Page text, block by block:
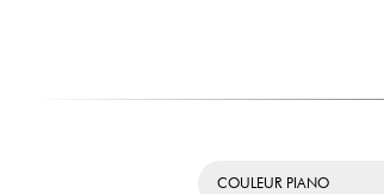
Le clavier CK88 se distingue notamment par
COULEUR PIANO